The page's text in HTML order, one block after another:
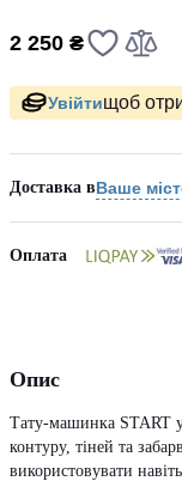
2 250 ₴
Увійтищоб
Доставка вВаше
Оплата
Опис
Тату-машинка START
контуру, тіней та
використовувати